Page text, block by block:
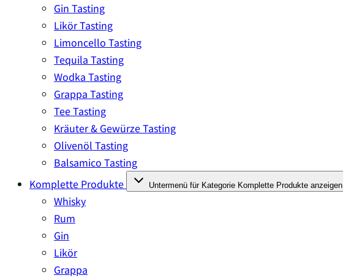
Gin Tasting
Likör Tasting
Limoncello Tasting
Tequila Tasting
Wodka Tasting
Grappa Tasting
Tee Tasting
Kräuter & Gewürze Tasting
Olivenöl Tasting
Balsamico Tasting
Komplette Produkte
Untermenü für Kategorie Komplette Produkte anzeigen
Whisky
Rum
Gin
Likör
Grappa